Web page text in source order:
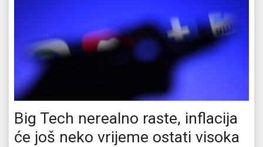
Big Tech nerealno raste, inflacija
će još neko vrijeme ostati visoka